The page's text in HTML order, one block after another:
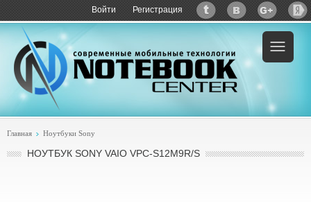
Войти Регистрация
Пример:купить Sony VAIO VPC-S12M9R/S
Главная Ноутбуки Sony
НОУТБУК SONY VAIO VPC-S12M9R/S